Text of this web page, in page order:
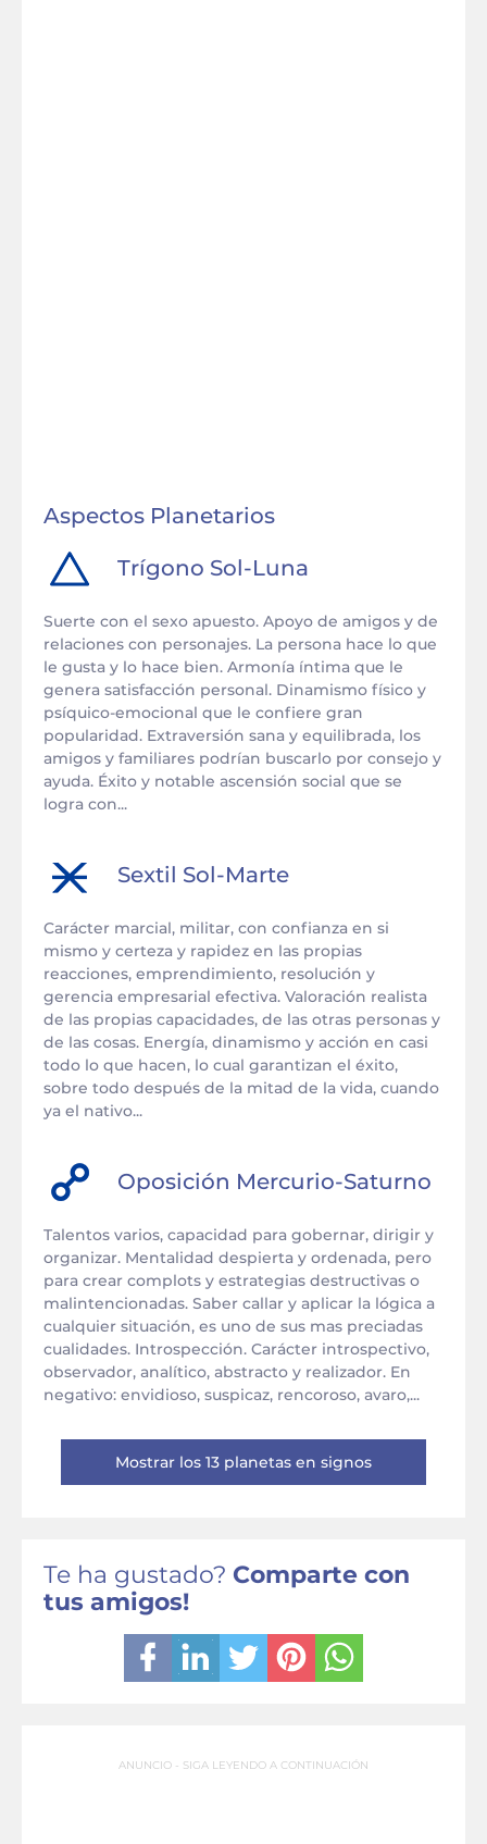
Aspectos Planetarios
Trígono Sol-Luna
Suerte con el sexo apuesto. Apoyo de amigos y de
relaciones con personajes. La persona hace lo que
le gusta y lo hace bien. Armonía íntima que le
genera satisfacción personal. Dinamismo físico y
psíquico-emocional que le confiere gran
popularidad. Extraversión sana y equilibrada, los
amigos y familiares podrían buscarlo por consejo y
ayuda. Éxito y notable ascensión social que se
logra con...
Sextil Sol-Marte
Carácter marcial, militar, con confianza en si
mismo y certeza y rapidez en las propias
reacciones, emprendimiento, resolución y
gerencia empresarial efectiva. Valoración realista
de las propias capacidades, de las otras personas y
de las cosas. Energía, dinamismo y acción en casi
todo lo que hacen, lo cual garantizan el éxito,
sobre todo después de la mitad de la vida, cuando
ya el nativo...
Oposición Mercurio-Saturno
Talentos varios, capacidad para gobernar, dirigir y
organizar. Mentalidad despierta y ordenada, pero
para crear complots y estrategias destructivas o
malintencionadas. Saber callar y aplicar la lógica a
cualquier situación, es uno de sus mas preciadas
cualidades. Introspección. Carácter introspectivo,
observador, analítico, abstracto y realizador. En
negativo: envidioso, suspicaz, rencoroso, avaro,...
Mostrar los 13 planetas en signos
Te ha gustado? Comparte con
tus amigos!
ANUNCIO - SIGA LEYENDO A CONTINUACIÓN